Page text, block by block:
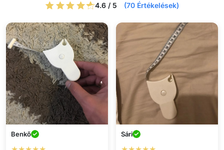
4.6 / 5 (70 Értékelések)
Benkő Sári